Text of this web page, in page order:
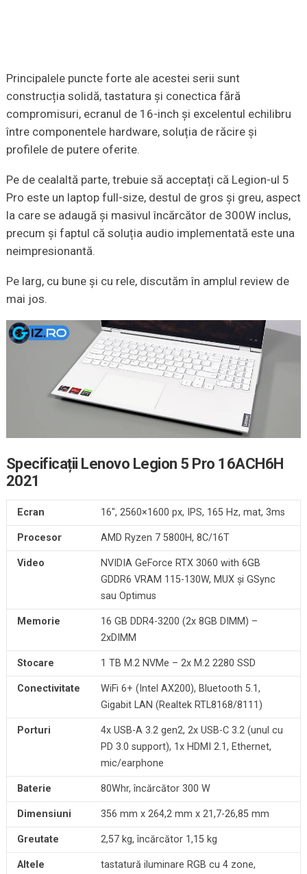
Principalele puncte forte ale acestei serii sunt
construcția solidă, tastatura și conectica fără
compromisuri, ecranul de 16-inch și excelentul echilibru
între componentele hardware, soluția de răcire și
profilele de putere oferite.
Pe de cealaltă parte, trebuie să acceptați că Legion-ul 5
Pro este un laptop full-size, destul de gros și greu, aspect
la care se adaugă și masivul încărcător de 300W inclus,
precum și faptul că soluția audio implementată este una
neimpresionantă.
Pe larg, cu bune și cu rele, discutăm în amplul review de
mai jos.
Specificații Lenovo Legion 5 Pro 16ACH6H
2021
Ecran 16″, 2560×1600 px, IPS, 165 Hz, mat, 3ms
Procesor AMD Ryzen 7 5800H, 8C/16T
Video
NVIDIA GeForce RTX 3060 with 6GB
GDDR6 VRAM 115-130W, MUX și GSync
sau Optimus
Memorie
16 GB DDR4-3200 (2x 8GB DIMM) –
2xDIMM
Stocare 1 TB M.2 NVMe – 2x M.2 2280 SSD
Conectivitate
WiFi 6+ (Intel AX200), Bluetooth 5.1,
Gigabit LAN (Realtek RTL8168/8111)
Porturi
4x USB-A 3.2 gen2, 2x USB-C 3.2 (unul cu
PD 3.0 support), 1x HDMI 2.1, Ethernet,
mic/earphone
Baterie 80Whr, încărcător 300 W
Dimensiuni 356 mm x 264,2 mm x 21,7-26,85 mm
Greutate 2,57 kg, încărcător 1,15 kg
Altele
tastatură iluminare RGB cu 4 zone,